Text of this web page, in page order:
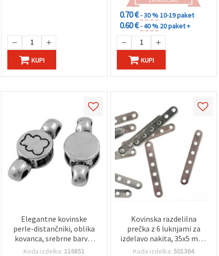
KUPI
0.70 €- 30 %10-19 paket
0.60 €- 40 % 20 paket +
KUPI
Elegantne kovinske
perle-distančniki, oblika
kovanca, srebrne barve,
19.5×8.5×4.5 mm, luknja 2
Koda izdelka: 116851
Kovinska razdelilna
prečka z 6 luknjami za
izdelavo nakita, 35x5 mm,
srebrna barva - 50 kosov
Koda izdelka:501364